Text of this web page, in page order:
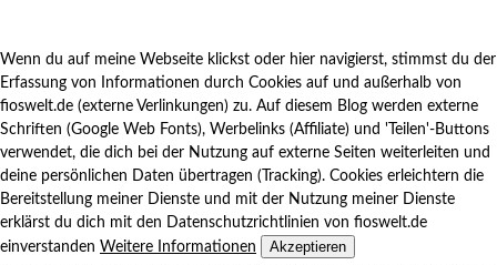
Wenn du auf meine Webseite klickst oder hier navigierst, stimmst du der
Erfassung von Informationen durch Cookies auf und außerhalb von
fioswelt.de (externe Verlinkungen) zu. Auf diesem Blog werden externe
Schriften (Google Web Fonts), Werbelinks (Affiliate) und 'Teilen'-Buttons
verwendet, die dich bei der Nutzung auf externe Seiten weiterleiten und
deine persönlichen Daten übertragen (Tracking). Cookies erleichtern die
Bereitstellung meiner Dienste und mit der Nutzung meiner Dienste
erklärst du dich mit den Datenschutzrichtlinien von fioswelt.de
einverstanden Weitere Informationen Akzeptieren